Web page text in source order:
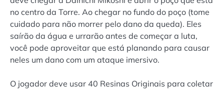
no centro da Torre. Ao chegar no fundo do poço (tome
cuidado para não morrer pelo dano da queda). Eles
saírão da água e urrarão antes de começar a luta,
você pode aproveitar que está planando para causar
neles um dano com um ataque imersivo.
O jogador deve usar 40 Resinas Originais para coletar